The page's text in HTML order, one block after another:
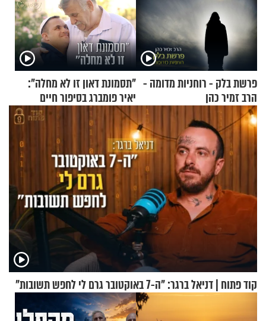
פרשת בלק - רוחניות מדומה -
הרב זמיר כהן
"תסמונת דאון זו לא מחלה":
יאיר פומברג בסיפור חיים
מעורר השראה
קוד פתוח | דניאל ברגר: "ה-7 באוקטובר גרם לי לחפש תשובות"